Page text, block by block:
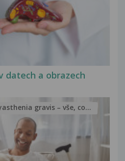
datech a obrazech
gravis – vše, co...